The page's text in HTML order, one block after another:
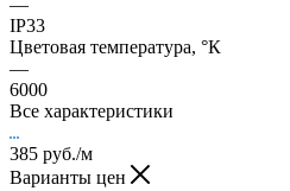
IP33
Цветовая температура, °К
—
6000
Все характеристики
385 руб./м
Варианты цен